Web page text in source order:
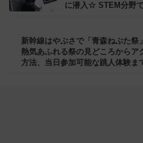
に潜入☆ STEM分野
新幹線はやぶさで「青森ねぶた祭
熱気あふれる祭の見どころからア
方法、当日参加可能な跳人体験ま